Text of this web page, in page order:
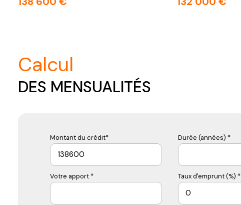
calcul
DES MENSUALITÉS
Montant du crédit* Durée (années) *
Votre apport * Taux d'emprunt (%) *